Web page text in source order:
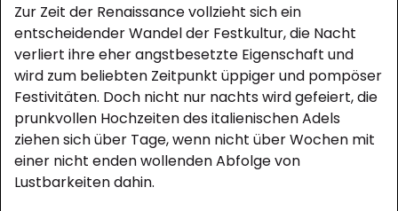
Zur Zeit der Renaissance vollzieht sich ein
entscheidender Wandel der Festkultur, die Nacht
verliert ihre eher angstbesetzte Eigenschaft und
wird zum beliebten Zeitpunkt üppiger und pompöser
Festivitäten. Doch nicht nur nachts wird gefeiert, die
prunkvollen Hochzeiten des italienischen Adels
ziehen sich über Tage, wenn nicht über Wochen mit
einer nicht enden wollenden Abfolge von
Lustbarkeiten dahin.